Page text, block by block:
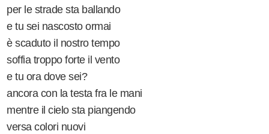
per le strade sta ballando
e tu sei nascosto ormai
è scaduto il nostro tempo
soffia troppo forte il vento
e tu ora dove sei?
ancora con la testa fra le mani
mentre il cielo sta piangendo
versa colori nuovi